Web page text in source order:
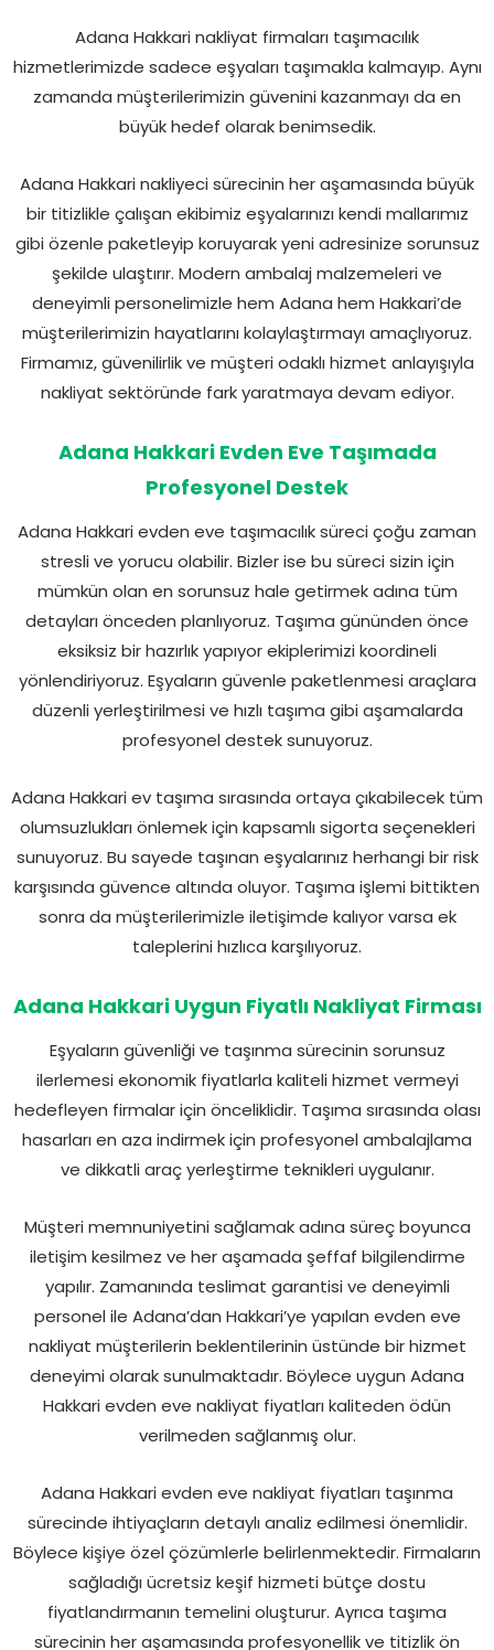
Adana Hakkari nakliyat firmaları taşımacılık
hizmetlerimizde sadece eşyaları taşımakla kalmayıp. Aynı
zamanda müşterilerimizin güvenini kazanmayı da en
büyük hedef olarak benimsedik.
Adana Hakkari nakliyeci sürecinin her aşamasında büyük
bir titizlikle çalışan ekibimiz eşyalarınızı kendi mallarımız
gibi özenle paketleyip koruyarak yeni adresinize sorunsuz
şekilde ulaştırır. Modern ambalaj malzemeleri ve
deneyimli personelimizle hem Adana hem Hakkari’de
müşterilerimizin hayatlarını kolaylaştırmayı amaçlıyoruz.
Firmamız, güvenilirlik ve müşteri odaklı hizmet anlayışıyla
nakliyat sektöründe fark yaratmaya devam ediyor.
Adana Hakkari Evden Eve Taşımada
Profesyonel Destek
Adana Hakkari evden eve taşımacılık süreci çoğu zaman
stresli ve yorucu olabilir. Bizler ise bu süreci sizin için
mümkün olan en sorunsuz hale getirmek adına tüm
detayları önceden planlıyoruz. Taşıma gününden önce
eksiksiz bir hazırlık yapıyor ekiplerimizi koordineli
yönlendiriyoruz. Eşyaların güvenle paketlenmesi araçlara
düzenli yerleştirilmesi ve hızlı taşıma gibi aşamalarda
profesyonel destek sunuyoruz.
Adana Hakkari ev taşıma sırasında ortaya çıkabilecek tüm
olumsuzlukları önlemek için kapsamlı sigorta seçenekleri
sunuyoruz. Bu sayede taşınan eşyalarınız herhangi bir risk
karşısında güvence altında oluyor. Taşıma işlemi bittikten
sonra da müşterilerimizle iletişimde kalıyor varsa ek
taleplerini hızlıca karşılıyoruz.
Adana Hakkari Uygun Fiyatlı Nakliyat Firması
Eşyaların güvenliği ve taşınma sürecinin sorunsuz
ilerlemesi ekonomik fiyatlarla kaliteli hizmet vermeyi
hedefleyen firmalar için önceliklidir. Taşıma sırasında olası
hasarları en aza indirmek için profesyonel ambalajlama
ve dikkatli araç yerleştirme teknikleri uygulanır.
Müşteri memnuniyetini sağlamak adına süreç boyunca
iletişim kesilmez ve her aşamada şeffaf bilgilendirme
yapılır. Zamanında teslimat garantisi ve deneyimli
personel ile Adana’dan Hakkari’ye yapılan evden eve
nakliyat müşterilerin beklentilerinin üstünde bir hizmet
deneyimi olarak sunulmaktadır. Böylece uygun Adana
Hakkari evden eve nakliyat fiyatları kaliteden ödün
verilmeden sağlanmış olur.
Adana Hakkari evden eve nakliyat fiyatları taşınma
sürecinde ihtiyaçların detaylı analiz edilmesi önemlidir.
Böylece kişiye özel çözümlerle belirlenmektedir. Firmaların
sağladığı ücretsiz keşif hizmeti bütçe dostu
fiyatlandırmanın temelini oluşturur. Ayrıca taşıma
sürecinin her aşamasında profesyonellik ve titizlik ön